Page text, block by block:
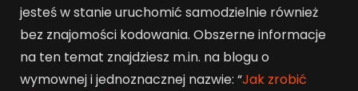
jesteś w stanie uruchomić samodzielnie również
bez znajomości kodowania. Obszerne informacje
na ten temat znajdziesz m.in. na blogu o
wymownej i jednoznacznej nazwie: “Jak zrobić